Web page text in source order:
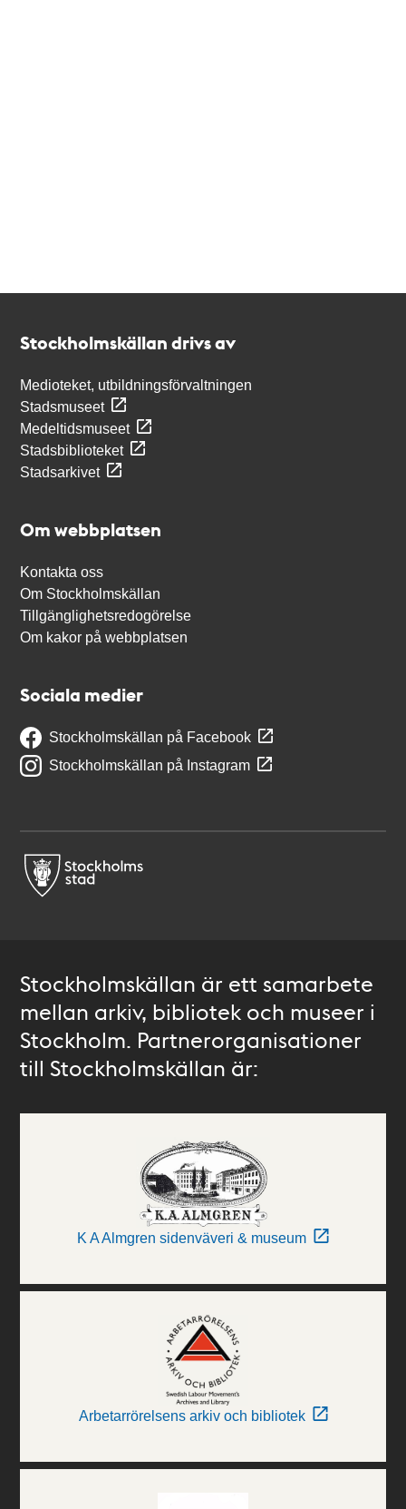
Stockholmskällan drivs av
Medioteket, utbildningsförvaltningen
Stadsmuseet
Medeltidsmuseet
Stadsbiblioteket
Stadsarkivet
Om webbplatsen
Kontakta oss
Om Stockholmskällan
Tillgänglighetsredogörelse
Om kakor på webbplatsen
Sociala medier
Stockholmskällan på Facebook
Stockholmskällan på Instagram
Stockholmskällan är ett samarbete
mellan arkiv, bibliotek och museer i
Stockholm. Partnerorganisationer
till Stockholmskällan är:
K A Almgren sidenväveri & museum
Arbetarrörelsens arkiv och bibliotek